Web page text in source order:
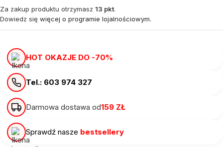
Za zakup produktu otrzymasz 13 pkt.
Dowiedz się więcej o programie lojalnościowym.
HOT OKAZJE DO -70%
Tel.: 603 974 327
Darmowa dostawa od159 ZŁ
Sprawdź nasze bestsellery